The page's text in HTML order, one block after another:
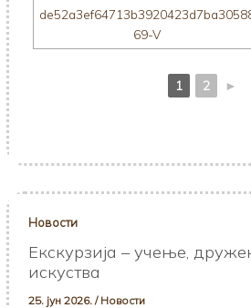
1 2 ►
Новости
Екскурзија – учење,
искуства
25. јун 2026. / Новости